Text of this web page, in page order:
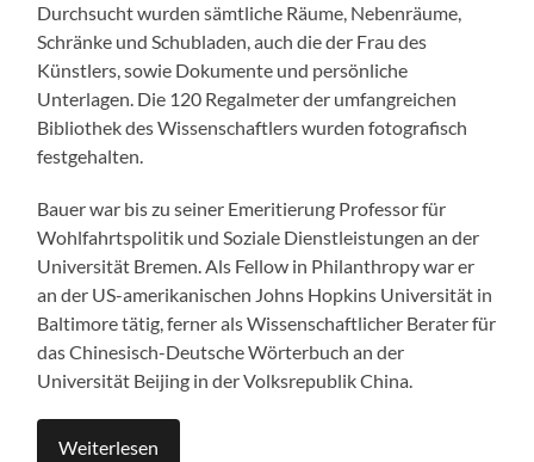
Durchsucht wurden sämtliche Räume, Nebenräume,
Schränke und Schubladen, auch die der Frau des
Künstlers, sowie Dokumente und persönliche
Unterlagen. Die 120 Regalmeter der umfangreichen
Bibliothek des Wissenschaftlers wurden fotografisch
festgehalten.
Bauer war bis zu seiner Emeritierung Professor für
Wohlfahrtspolitik und Soziale Dienstleistungen an der
Universität Bremen. Als Fellow in Philanthropy war er
an der US-amerikanischen Johns Hopkins Universität in
Baltimore tätig, ferner als Wissenschaftlicher Berater für
das Chinesisch-Deutsche Wörterbuch an der
Universität Beijing in der Volksrepublik China.
Weiterlesen